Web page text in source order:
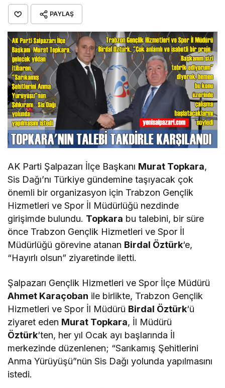
PAYLAŞ
AK Parti Şalpazarı İlçe Başkanı Murat Topkara,
Sis Dağı’nı Türkiye gündemine taşıyacak çok
önemli bir organizasyon için Trabzon Gençlik
Hizmetleri ve Spor İl Müdürlüğü nezdinde
girişimde bulundu. Topkara bu talebini, bir süre
önce Trabzon Gençlik Hizmetleri ve Spor İl
Müdürlüğü görevine atanan Birdal Öztürk‘e,
“Hayırlı olsun” ziyaretinde iletti.
Şalpazarı Gençlik Hizmetleri ve Spor İlçe Müdürü
Ahmet Karaçoban ile birlikte, Trabzon Gençlik
Hizmetleri ve Spor İl Müdürü Birdal Öztürk‘ü
ziyaret eden Murat Topkara, İl Müdürü
Öztürk‘ten, her yıl Ocak ayı başlarında İl
merkezinde düzenlenen; “Sarıkamış Şehitlerini
Anma Yürüyüşü”nün Sis Dağı yolunda yapılmasını
istedi.